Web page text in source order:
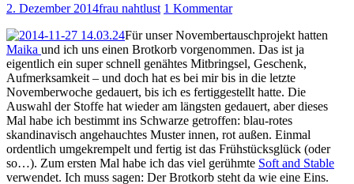
2. Dezember 2014frau nahtlust 1 Kommentar
Für unser Novembertauschprojekt hatten
Maika und ich uns einen Brotkorb vorgenommen. Das ist ja
eigentlich ein super schnell genähtes Mitbringsel, Geschenk,
Aufmerksamkeit – und doch hat es bei mir bis in die letzte
Novemberwoche gedauert, bis ich es fertiggestellt hatte. Die
Auswahl der Stoffe hat wieder am längsten gedauert, aber dieses
Mal habe ich bestimmt ins Schwarze getroffen: blau-rotes
skandinavisch angehauchtes Muster innen, rot außen. Einmal
ordentlich umgekrempelt und fertig ist das Frühstücksglück (oder
so…). Zum ersten Mal habe ich das viel gerühmte Soft and Stable
verwendet. Ich muss sagen: Der Brotkorb steht da wie eine Eins.